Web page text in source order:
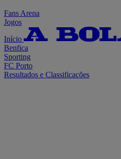
Fans Arena
Jogos
Início
Benfica
Sporting
FC Porto
Resultados e Classificações